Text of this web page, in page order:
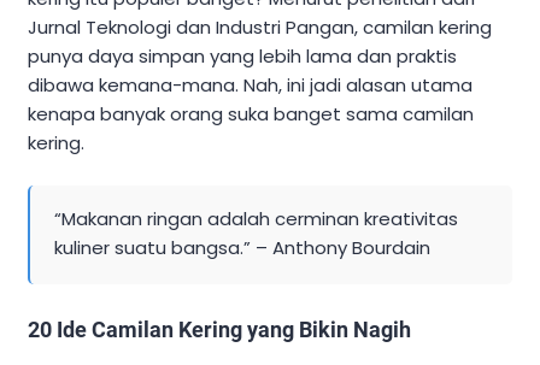
Jurnal Teknologi dan Industri Pangan, camilan kering
punya daya simpan yang lebih lama dan praktis
dibawa kemana-mana. Nah, ini jadi alasan utama
kenapa banyak orang suka banget sama camilan
kering.
“Makanan ringan adalah cerminan kreativitas
kuliner suatu bangsa.” – Anthony Bourdain
20 Ide Camilan Kering yang Bikin Nagih